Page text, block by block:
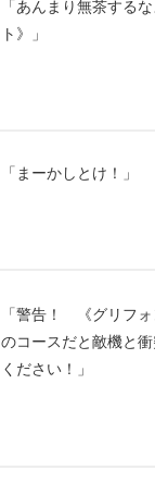
「あんまり無茶する
ト》」
「まーかしとけ！」
「警告！ 《グリフ
のコースだと敵機と
ください！」